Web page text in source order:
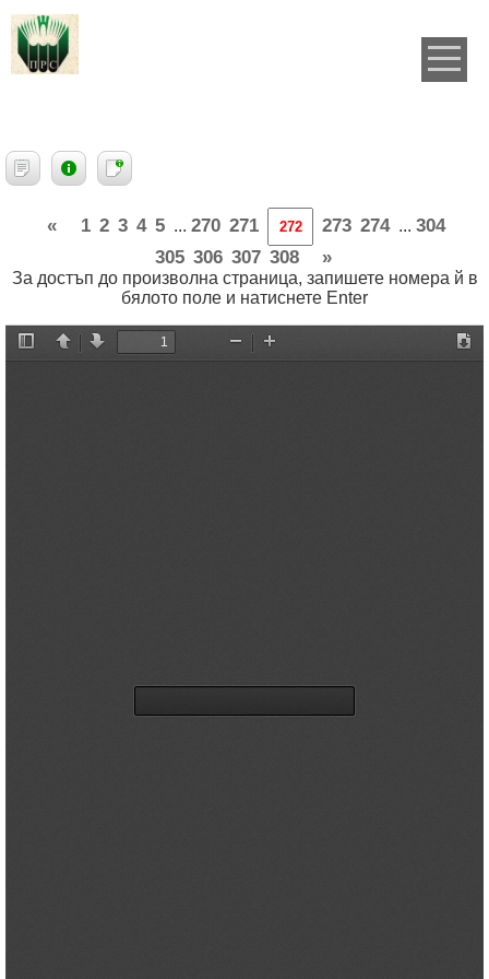
« 1 2 3 4 5 ... 270 271 273 274 ... 304
305 306 307 308 »
За достъп до произволна страница, запишете номера й в
бялото поле и натиснете Enter